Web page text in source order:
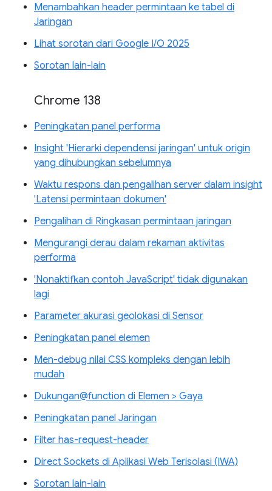
Menambahkan header permintaan ke tabel di
Jaringan
Lihat sorotan dari Google I/O 2025
Sorotan lain-lain
Chrome 138
Peningkatan panel performa
Insight 'Hierarki dependensi jaringan' untuk origin
yang dihubungkan sebelumnya
Waktu respons dan pengalihan server dalam insight
'Latensi permintaan dokumen'
Pengalihan di Ringkasan permintaan jaringan
Mengurangi derau dalam rekaman aktivitas
performa
'Nonaktifkan contoh JavaScript' tidak digunakan
lagi
Parameter akurasi geolokasi di Sensor
Peningkatan panel elemen
Men-debug nilai CSS kompleks dengan lebih
mudah
Dukungan@function di Elemen > Gaya
Peningkatan panel Jaringan
Filter has-request-header
Direct Sockets di Aplikasi Web Terisolasi (IWA)
Sorotan lain-lain